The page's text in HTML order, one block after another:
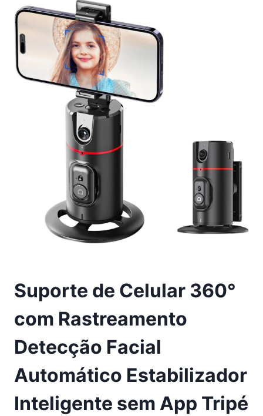
Suporte de Celular 360°
com Rastreamento
Detecção Facial
Automático Estabilizador
Inteligente sem App Tripé